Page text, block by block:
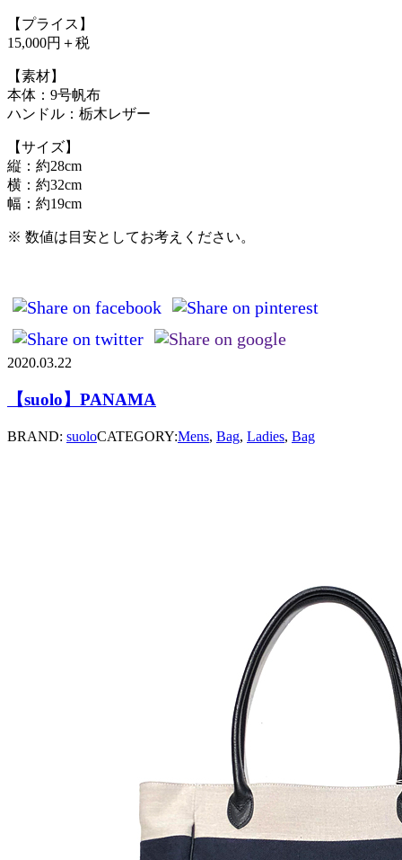
【プライス】
15,000円＋税
【素材】
本体：9号帆布
ハンドル：栃木レザー
【サイズ】
縦：約28cm
横：約32cm
幅：約19cm
※ 数値は目安としてお考えください。
2020.03.22
【suolo】PANAMA
BRAND: suoloCATEGORY:Mens, Bag, Ladies, Bag